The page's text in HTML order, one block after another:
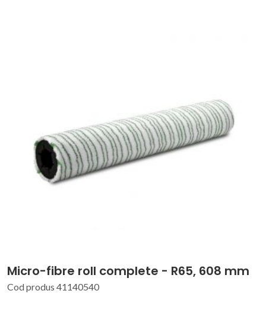
Micro-fibre roll complete - R65, 608 mm
Cod produs 41140540